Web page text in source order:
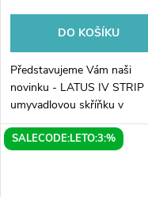
DO KOŠÍKU
Představujeme Vám naši
novinku - LATUS IV STRIP
umyvadlovou skříňku v
rozměrech 49,5x50x25cm v
krásném dubu alabama. Tato
SALECODE:LETO:3:%